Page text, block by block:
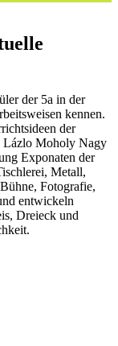
der 5a in der
kennen.
der
Lázlo Moholy Nagy
Exponaten der
Metall,
Fotografie,
entwickeln
Dreieck und